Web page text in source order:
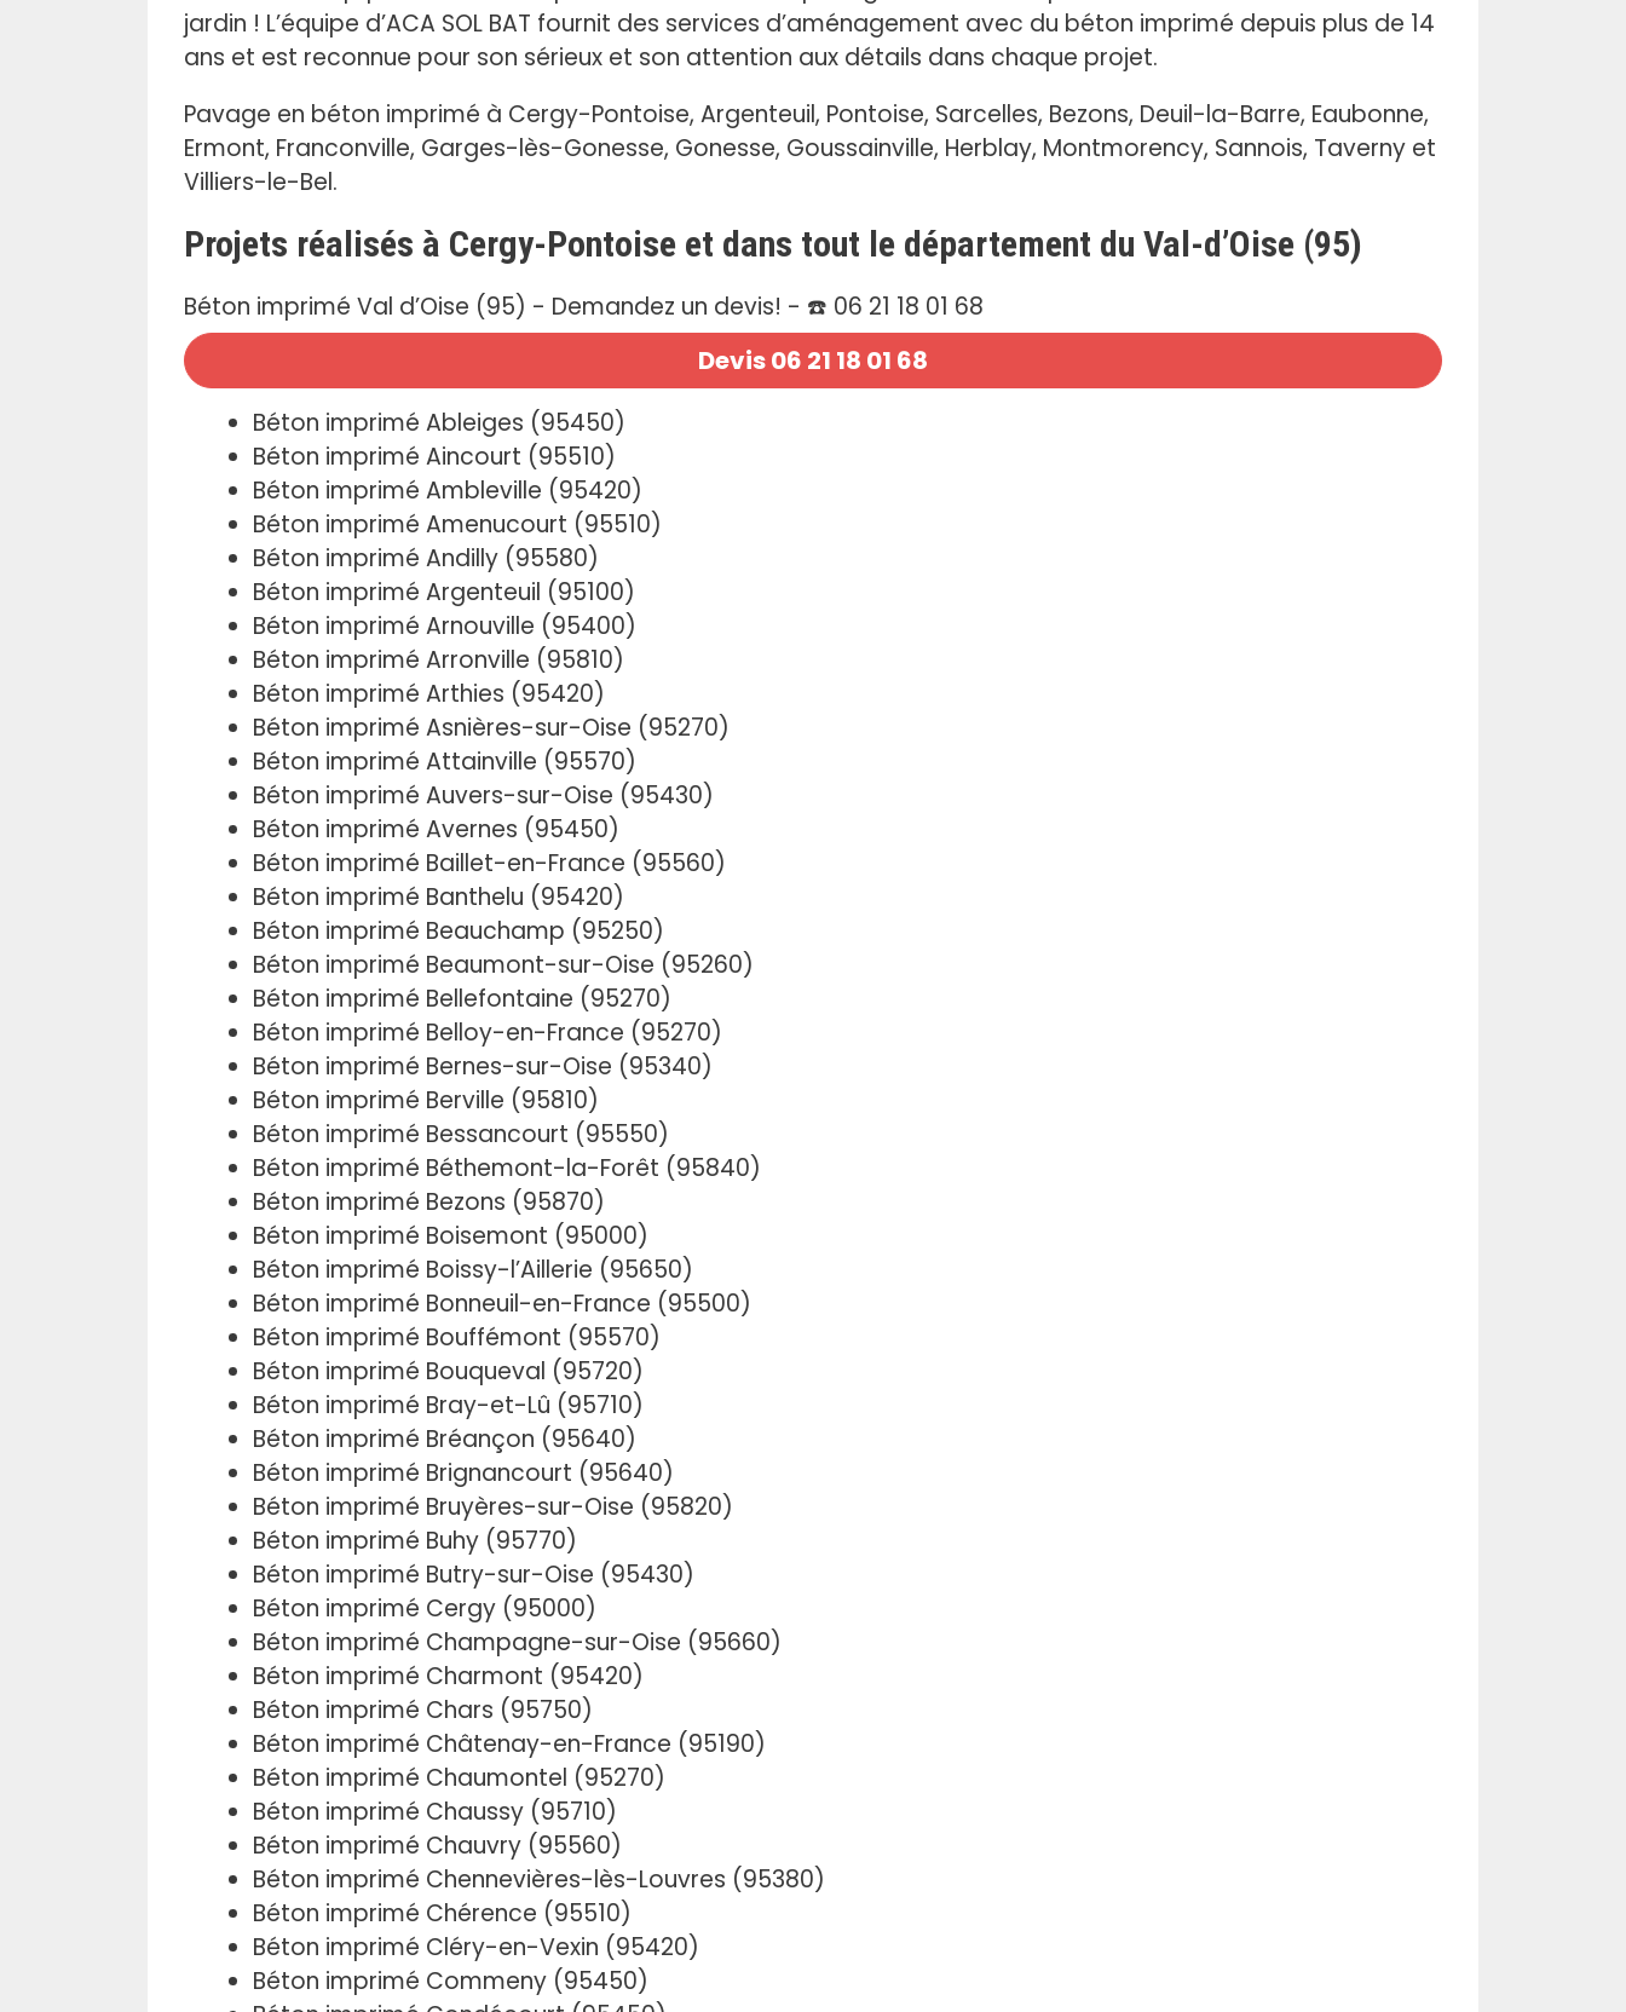
jardin ! L’équipe d’ACA SOL BAT fournit des services d’aménagement avec du béton imprimé depuis plus de 14
ans et est reconnue pour son sérieux et son attention aux détails dans chaque projet.
Pavage en béton imprimé à Cergy-Pontoise, Argenteuil, Pontoise, Sarcelles, Bezons, Deuil-la-Barre, Eaubonne,
Ermont, Franconville, Garges-lès-Gonesse, Gonesse, Goussainville, Herblay, Montmorency, Sannois, Taverny et
Villiers-le-Bel.
Projets réalisés à Cergy-Pontoise et dans tout le département du Val-d’Oise (95)
Béton imprimé Val d’Oise (95) - Demandez un devis! - ☎️ 06 21 18 01 68
Devis 06 21 18 01 68
Béton imprimé Ableiges (95450)
Béton imprimé Aincourt (95510)
Béton imprimé Ambleville (95420)
Béton imprimé Amenucourt (95510)
Béton imprimé Andilly (95580)
Béton imprimé Argenteuil (95100)
Béton imprimé Arnouville (95400)
Béton imprimé Arronville (95810)
Béton imprimé Arthies (95420)
Béton imprimé Asnières-sur-Oise (95270)
Béton imprimé Attainville (95570)
Béton imprimé Auvers-sur-Oise (95430)
Béton imprimé Avernes (95450)
Béton imprimé Baillet-en-France (95560)
Béton imprimé Banthelu (95420)
Béton imprimé Beauchamp (95250)
Béton imprimé Beaumont-sur-Oise (95260)
Béton imprimé Bellefontaine (95270)
Béton imprimé Belloy-en-France (95270)
Béton imprimé Bernes-sur-Oise (95340)
Béton imprimé Berville (95810)
Béton imprimé Bessancourt (95550)
Béton imprimé Béthemont-la-Forêt (95840)
Béton imprimé Bezons (95870)
Béton imprimé Boisemont (95000)
Béton imprimé Boissy-l’Aillerie (95650)
Béton imprimé Bonneuil-en-France (95500)
Béton imprimé Bouffémont (95570)
Béton imprimé Bouqueval (95720)
Béton imprimé Bray-et-Lû (95710)
Béton imprimé Bréançon (95640)
Béton imprimé Brignancourt (95640)
Béton imprimé Bruyères-sur-Oise (95820)
Béton imprimé Buhy (95770)
Béton imprimé Butry-sur-Oise (95430)
Béton imprimé Cergy (95000)
Béton imprimé Champagne-sur-Oise (95660)
Béton imprimé Charmont (95420)
Béton imprimé Chars (95750)
Béton imprimé Châtenay-en-France (95190)
Béton imprimé Chaumontel (95270)
Béton imprimé Chaussy (95710)
Béton imprimé Chauvry (95560)
Béton imprimé Chennevières-lès-Louvres (95380)
Béton imprimé Chérence (95510)
Béton imprimé Cléry-en-Vexin (95420)
Béton imprimé Commeny (95450)